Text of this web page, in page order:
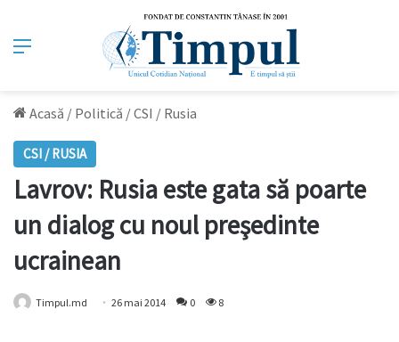
Meniu
Acasă / Politică /CSI / Rusia
CSI / RUSIA
Lavrov: Rusia este gata să poarte
un dialog cu noul preşedinte
ucrainean
Timpul.md 26 mai 2014 0 8